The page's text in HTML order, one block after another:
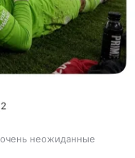
неожиданные